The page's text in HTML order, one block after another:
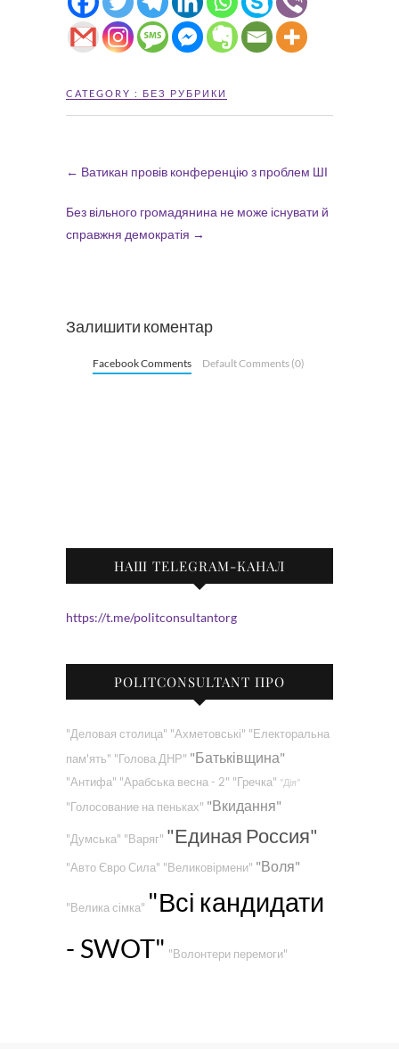
CATEGORY : БЕЗ РУБРИКИ
← Ватикан провів конференцію з проблем ШІ
Без вільного громадянина не може існувати й
справжня демократія →
Залишити коментар
Facebook Comments Default Comments (0)
НАШ TELEGRAM-КАНАЛ
https://t.me/politconsultantorg
POLITCONSULTANT ПРО
"Деловая столица" "Ахметовські" "Електоральна
пам'ять" "Голова ДНР" "Батьківщина"
"Антифа" "Арабська весна - 2" "Гречка" "Дія"
"Голосование на пеньках" "Вкидання"
"Думська" "Варяг" "Единая Россия"
"Авто Євро Сила" "Великовірмени" "Воля"
"Велика сімка" "Всі кандидати
- SWOT" "Волонтери перемоги"